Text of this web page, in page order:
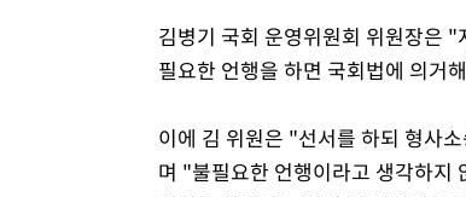
김병기 국회 운영위원회 위원장은
필요한 언행을 하면 국회법에 의거
이에 김 위원은 "선서를 하되 형사
며 "불필요한 언행이라고 생각하지